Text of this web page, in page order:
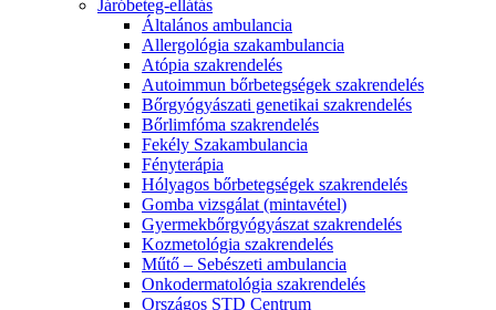
Járóbeteg-ellátás
Általános ambulancia
Allergológia szakambulancia
Atópia szakrendelés
Autoimmun bőrbetegségek szakrendelés
Bőrgyógyászati genetikai szakrendelés
Bőrlimfóma szakrendelés
Fekély Szakambulancia
Fényterápia
Hólyagos bőrbetegségek szakrendelés
Gomba vizsgálat (mintavétel)
Gyermekbőrgyógyászat szakrendelés
Kozmetológia szakrendelés
Műtő – Sebészeti ambulancia
Onkodermatológia szakrendelés
Országos STD Centrum